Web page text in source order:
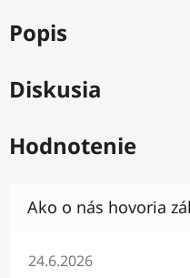
Popis
Diskusia
Hodnotenie
Hodnotenie obchodu je
24.6.2026